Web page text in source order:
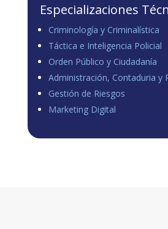
Especializaciones
Criminología y Criminalística
Táctica e Inteligencia Policial
Orden Público y Ciudadanía
Administración, Contaduria y
Gestión de Riesgos
Marketing Digital